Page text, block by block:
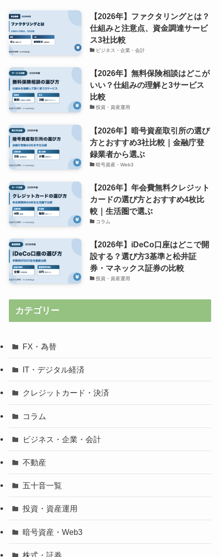
【2026年】ファクタリングとは？
仕組みと注意点、資金調達サービ
ス3社比較
ビジネス・企業・会計
【2026年】無料保険相談はどこが
いい？仕組みの理解と3サービス
比較
投資・資産運用
【2026年】暗号資産取引所の選び
方とおすすめ3社比較｜金融庁登
録業者から選ぶ
暗号資産・Web3
【2026年】年会費無料クレジット
カードの選び方とおすすめ4枚比
較｜生活圏で選ぶ
コラム
【2026年】iDeCo口座はどこで開
設する？選び方3基準と松井証
券・マネックス証券の比較
投資・資産運用
カテゴリー
FX・為替
IT・デジタル経済
クレジットカード・決済
コラム
ビジネス・企業・会計
不動産
五十音一覧
投資・資産運用
暗号資産・Web3
株式・証券